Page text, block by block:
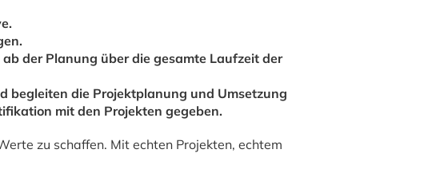
der Planung über die gesamte Laufzeit der
begleiten die Projektplanung und Umsetzung
mit den Projekten gegeben.
zu schaffen. Mit echten Projekten, echtem